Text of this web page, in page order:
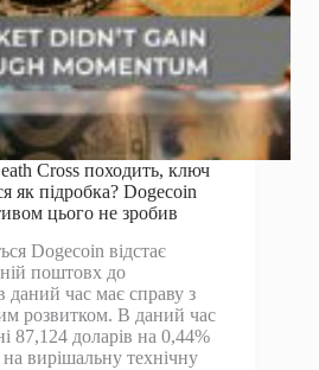
Cross походить, ключ
як підробка? Dogecoin
цього не зробив
Dogecoin відстає
поштовх до
даний час має справу з
розвитком. В даний час
87,124 доларів на 0,44%
вирішальну технічну